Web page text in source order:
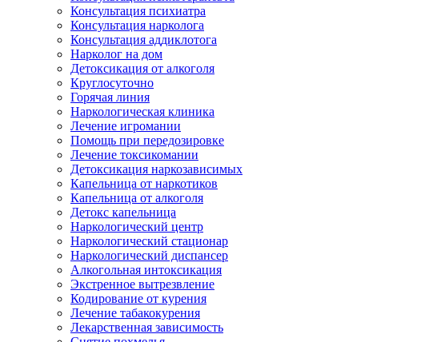
Консультация психиатра
Консультация нарколога
Консультация аддиклотога
Нарколог на дом
Детоксикация от алкоголя
Круглосуточно
Горячая линия
Наркологическая клиника
Лечение игромании
Помощь при передозировке
Лечение токсикомании
Детоксикация наркозависимых
Капельница от наркотиков
Капельница от алкоголя
Детокс капельница
Наркологический центр
Наркологический стационар
Наркологический диспансер
Алкогольная интоксикация
Экстренное вытрезвление
Кодирование от курения
Лечение табакокурения
Лекарственная зависимость